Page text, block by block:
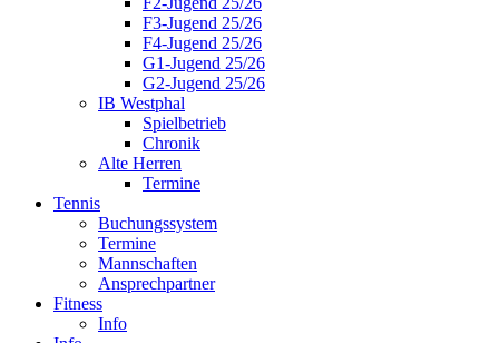
F3-Jugend 25/26
F4-Jugend 25/26
G1-Jugend 25/26
G2-Jugend 25/26
IB Westphal
Spielbetrieb
Chronik
Alte Herren
Termine
Tennis
Buchungssystem
Termine
Mannschaften
Ansprechpartner
Fitness
Info